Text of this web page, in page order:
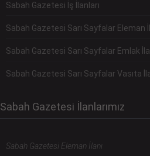
Sabah Gazetesi İş İlanları
Sabah Gazetesi Sarı Sayfalar Eleman
Sabah Gazetesi Sarı Sayfalar Emlak
Sabah Gazetesi Sarı Sayfalar Vasıta
Sabah Gazetesi İlanlarımız
Sabah Gazetesi Eleman İlanı